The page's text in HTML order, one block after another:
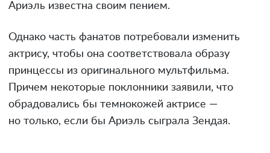
Ариэль известна своим пением.
Однако часть фанатов потребовали изменить
актрису, чтобы она соответствовала образу
принцессы из оригинального мультфильма.
Причем некоторые поклонники заявили, что
обрадовались бы темнокожей актрисе —
но только, если бы Ариэль сыграла Зендая.